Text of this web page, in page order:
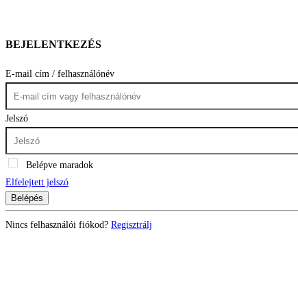
BEJELENTKEZÉS
E-mail cím / felhasználónév
Jelszó
Belépve maradok
Elfelejtett jelszó
Belépés
Nincs felhasználói fiókod? Regisztrálj